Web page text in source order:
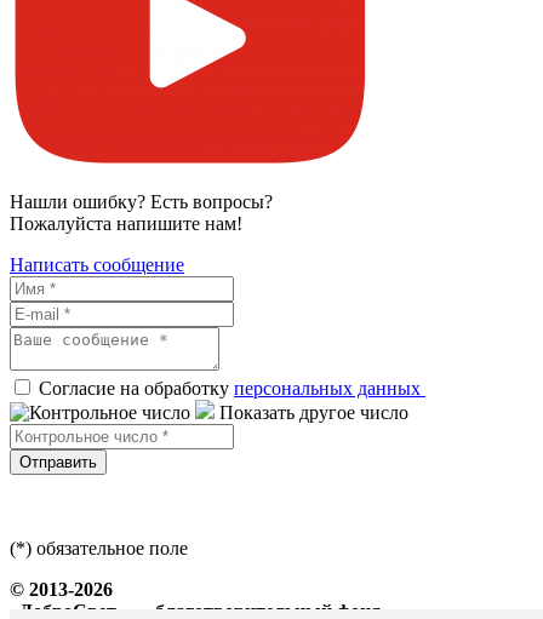
Нашли ошибку? Есть вопросы?
Пожалуйста напишите нам!
Написать сообщение
Согласие на обработку персональных данных
Показать другое число
Отправить
(*) обязательное поле
© 2013-2026
«ДоброСвет» — благотворительный фонд